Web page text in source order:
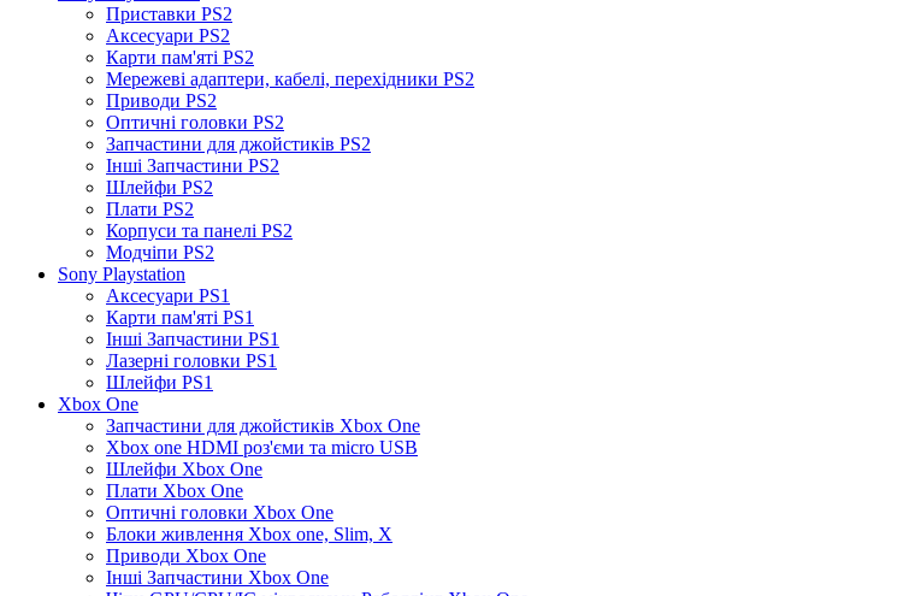
Приставки PS2
Аксесуари PS2
Карти пам'яті PS2
Мережеві адаптери, кабелі, перехідники PS2
Приводи PS2
Оптичні головки PS2
Запчастини для джойстиків PS2
Інші Запчастини PS2
Шлейфи PS2
Плати PS2
Корпуси та панелі PS2
Модчіпи PS2
Sony Playstation
Аксесуари PS1
Карти пам'яті PS1
Інші Запчастини PS1
Лазерні головки PS1
Шлейфи PS1
Xbox One
Запчастини для джойстиків Xbox One
Xbox one HDMI роз'єми та micro USB
Шлейфи Xbox One
Плати Xbox One
Оптичні головки Xbox One
Блоки живлення Xbox one, Slim, X
Приводи Xbox One
Інші Запчастини Xbox One